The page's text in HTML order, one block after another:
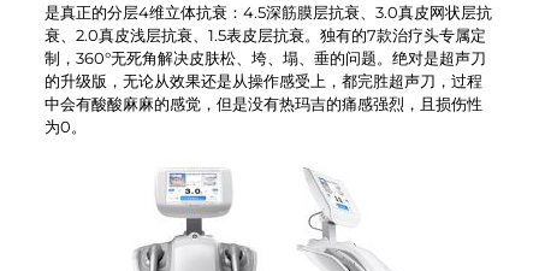
是真正的分层4维立体抗衰：4.5深筋膜层抗衰、3.0真皮网状层抗
衰、2.0真皮浅层抗衰、1.5表皮层抗衰。独有的7款治疗头专属定
制，360°无死角解决皮肤松、垮、塌、垂的问题。绝对是超声刀
的升级版，无论从效果还是从操作感受上，都完胜超声刀，过程
中会有酸酸麻麻的感觉，但是没有热玛吉的痛感强烈，且损伤性
为0。